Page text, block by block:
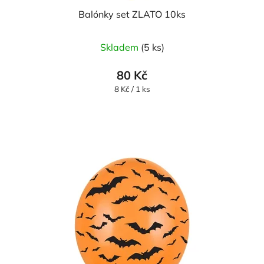
Balónky set ZLATO 10ks
Skladem (5 ks)
80 Kč
Měrná
8 Kč / 1 ks